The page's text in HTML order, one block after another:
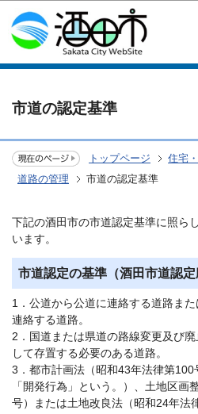
このページの本
市道の認定基準
トップページ 住宅
道路の管理
市道の認定基準
下記の酒田市の市道認定基準に照ら
います。
市道認定の基準（酒田市道認定
1．公道から公道に連絡する道路ま
連絡する道路。
2．国道または県道の路線変更及び
して存置する必要のある道路。
3．都市計画法（昭和43年法律第
「開発行為」という。）、土地区画
号）または土地改良法（昭和24年法